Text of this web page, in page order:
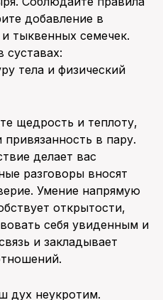
добавление в
тыквенных семечек.
тела и физический
щедрость и теплоту,
в пару.
делает вас
разговоры вносят
Умение напрямую
открытости,
себя увиденным и
и закладывает
дух неукротим.